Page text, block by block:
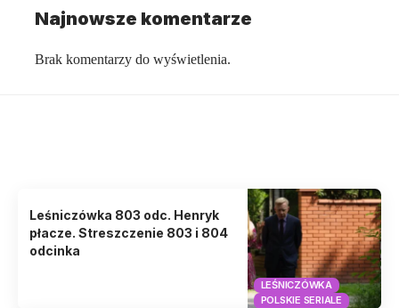
Najnowsze komentarze
Brak komentarzy do wyświetlenia.
LEŚNICZÓWKA
POLSKIE SERIALE
Leśniczówka 803 odc. Henryk
płacze. Streszczenie 803 i 804
odcinka